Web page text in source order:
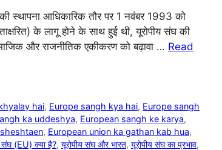
स्थापना आधिकारिक तौर पर 1 नवंबर 1993 को
के लागू होने के साथ हुई थी, यूरोपीय संघ की
और राजनीतिक एकीकरण को बढ़ावा … Read
hai, Europe sangh kya hai, Europe sangh
ka uddeshya, European sangh ke karya,
, European union ka gathan kab hua,
संघ (EU) क्या है?, यूरोपीय संघ और भारत, यूरोपीय संघ का प्रभाव,